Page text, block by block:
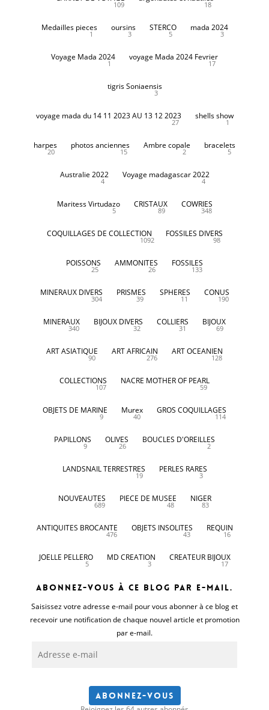
109 18
Medailles pieces
1
oursins
3
STERCO
5
mada 2024
3
Voyage Mada 2024
1
voyage Mada 2024 Fevrier
17
tigris Soniaensis
3
voyage mada du 14 11 2023 AU 13 12 2023
27
shells show
1
harpes
20
photos anciennes
15
Ambre copale
2
bracelets
5
Australie 2022
4
Voyage madagascar 2022
4
Maritess Virtudazo
5
CRISTAUX
89
COWRIES
348
COQUILLAGES DE COLLECTION
1092
FOSSILES DIVERS
98
POISSONS
25
AMMONITES
26
FOSSILES
133
MINERAUX DIVERS
304
PRISMES
39
SPHERES
11
CONUS
190
MINERAUX
340
BIJOUX DIVERS
32
COLLIERS
31
BIJOUX
69
ART ASIATIQUE
90
ART AFRICAIN
276
ART OCEANIEN
128
COLLECTIONS
107
NACRE MOTHER OF PEARL
59
OBJETS DE MARINE
9
Murex
40
GROS COQUILLAGES
114
PAPILLONS
9
OLIVES
26
BOUCLES D'OREILLES
2
LANDSNAIL TERRESTRES
19
PERLES RARES
3
NOUVEAUTES
689
PIECE DE MUSEE
48
NIGER
83
ANTIQUITES BROCANTE
476
OBJETS INSOLITES
43
REQUIN
16
JOELLE PELLERO
5
MD CREATION
3
CREATEUR BIJOUX
17
Abonnez-vous à ce blog par e-mail.
Saisissez votre adresse e-mail pour vous abonner à ce blog et
recevoir une notification de chaque nouvel article et promotion
par e-mail.
e-
Abonnez-vous